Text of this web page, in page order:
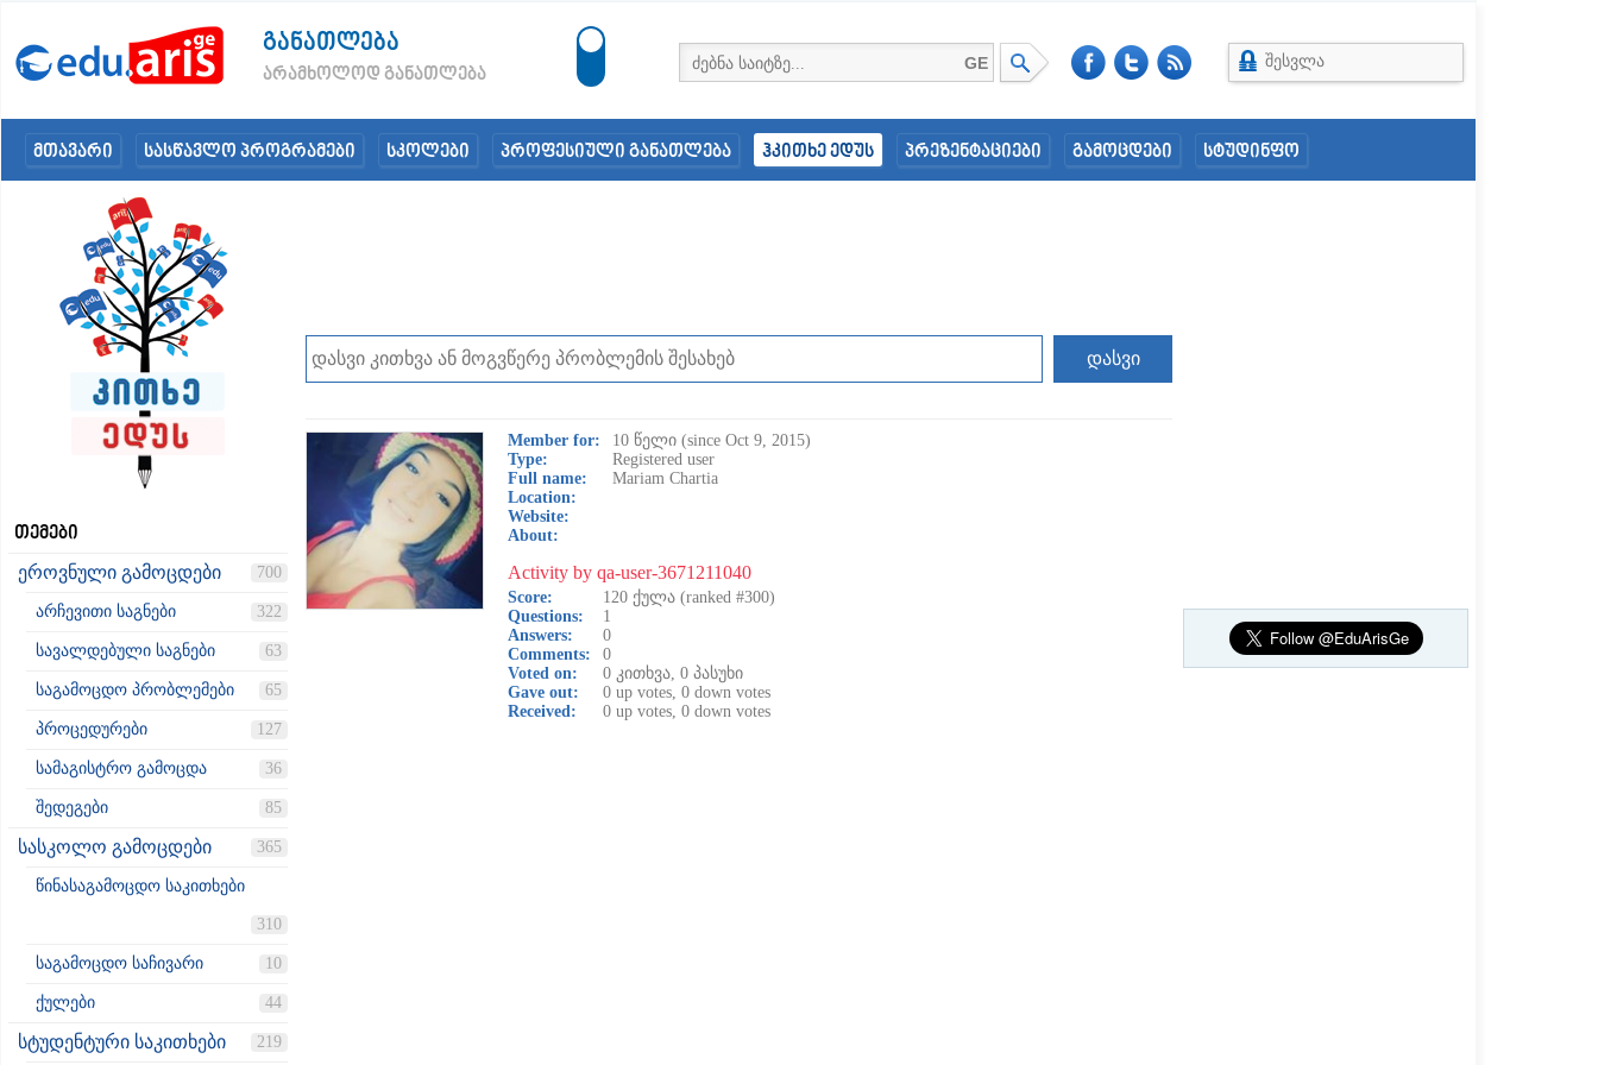
განათლება
არამხოლოდ განათლება
GE შესვლა
მთავარი სასწავლო პროგრამები სკოლები პროფესიული განათლება ჰკითხე ედუს პრეზენტაციები გამოცდები სტუდინფო
თემები
ეროვნული გამოცდები 700
არჩევითი საგნები 322
სავალდებული საგნები 63
საგამოცდო პრობლემები 65
პროცედურები 127
სამაგისტრო გამოცდა 36
შედეგები 85
სასკოლო გამოცდები 365
წინასაგამოცდო საკითხები
310
საგამოცდო საჩივარი 10
ქულები 44
სტუდენტური საკითხები 219
Member for:
10 წელი (since Oct 9, 2015)
Type:
Registered user
Full name:
Mariam Chartia
Location:
Website:
About:
Activity by qa-user-3671211040
Score: 120 ქულა (ranked #300)
Questions:
1
Answers:
0
Comments:
0
Voted on:
0 კითხვა, 0 პასუხი
Gave out:
0 up votes, 0 down votes
Received:
0 up votes, 0 down votes